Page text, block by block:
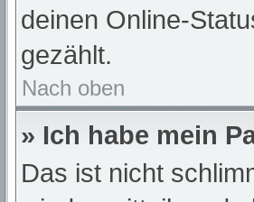
deinen Online-
gezählt.
Nach oben
» Ich habe mein
Das ist nicht